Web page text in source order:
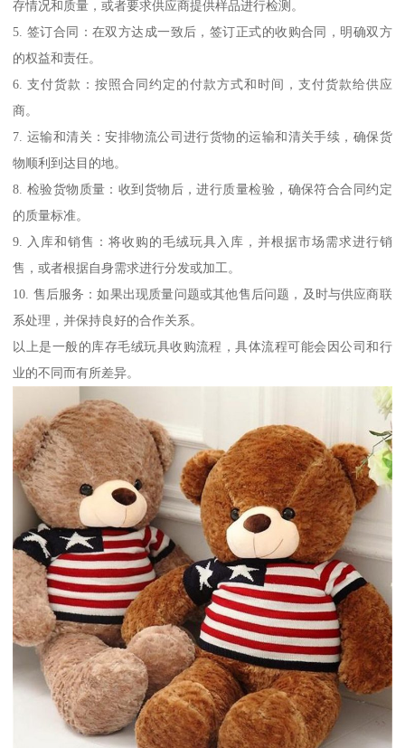
存情况和质量，或者要求供应商提供样品进行检测。
5. 签订合同：在双方达成一致后，签订正式的收购合同，明确双方
的权益和责任。
6. 支付货款：按照合同约定的付款方式和时间，支付货款给供应
商。
7. 运输和清关：安排物流公司进行货物的运输和清关手续，确保货
物顺利到达目的地。
8. 检验货物质量：收到货物后，进行质量检验，确保符合合同约定
的质量标准。
9. 入库和销售：将收购的毛绒玩具入库，并根据市场需求进行销
售，或者根据自身需求进行分发或加工。
10. 售后服务：如果出现质量问题或其他售后问题，及时与供应商联
系处理，并保持良好的合作关系。
以上是一般的库存毛绒玩具收购流程，具体流程可能会因公司和行
业的不同而有所差异。